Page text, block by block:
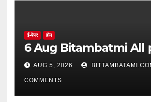
ई-पेपर होम
6 Aug Bitambatmi
AUG 5, 2026
COMMENTS